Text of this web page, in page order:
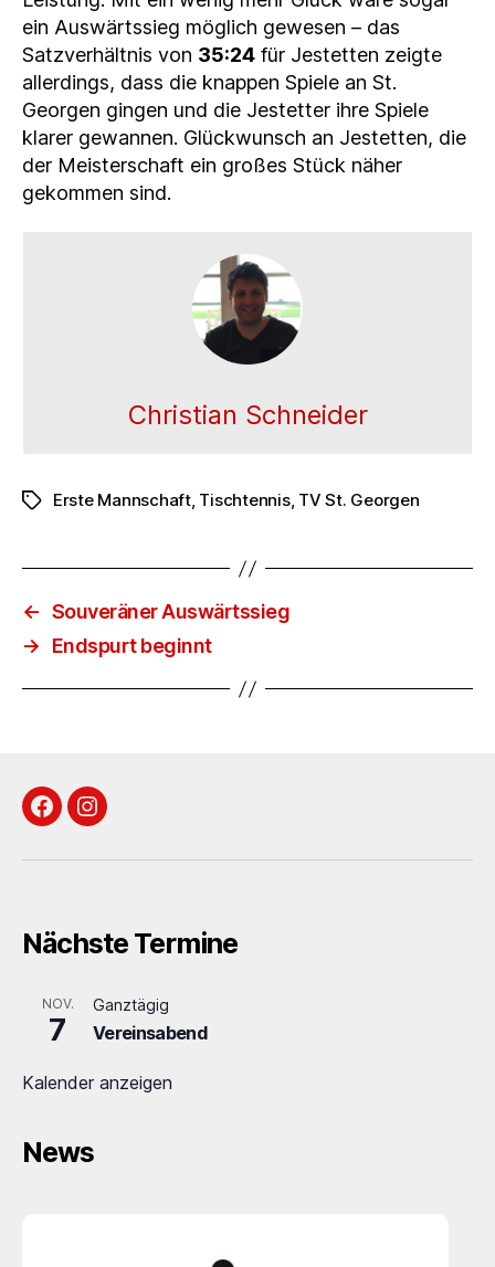
ein Auswärtssieg möglich gewesen – das
Satzverhältnis von 35:24 für Jestetten zeigte
allerdings, dass die knappen Spiele an St.
Georgen gingen und die Jestetter ihre Spiele
klarer gewannen. Glückwunsch an Jestetten, die
der Meisterschaft ein großes Stück näher
gekommen sind.
Christian Schneider
Schlagwörter
Erste Mannschaft, Tischtennis, TV St. Georgen
← Souveräner Auswärtssieg
→
Endspurt beginnt
FacebookInstagram
Nächste Termine
NOV.
7
Ganztägig
Vereinsabend
Kalender anzeigen
News